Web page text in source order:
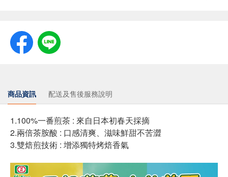
商品資訊 配送及售後服務說明
1.100%一番煎茶 : 來自日本初春天採摘
2.兩倍茶胺酸 : 口感清爽、滋味鮮甜不苦澀
3.雙焙煎技術 : 增添獨特烤焙香氣